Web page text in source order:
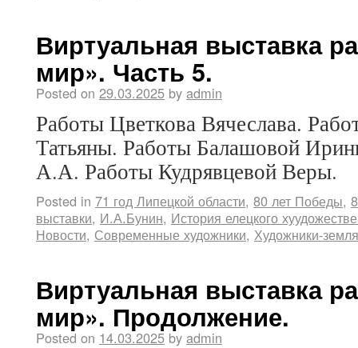
Виртуальная выставка
мир». Часть 5.
Posted on 29.03.2025 by admin
Работы Цветкова Вячеслава.
Татьяны. Работы Балашовой
А.А. Работы Кудрявцевой Веры.
Posted in 71 год Липецкой области, 80 лет Победы,
выставки, И.А.Бунин, История елецкого
Новости, Современные художники, Художники-
Виртуальная выставка
мир». Продолжение.
Posted on 14.03.2025 by admin